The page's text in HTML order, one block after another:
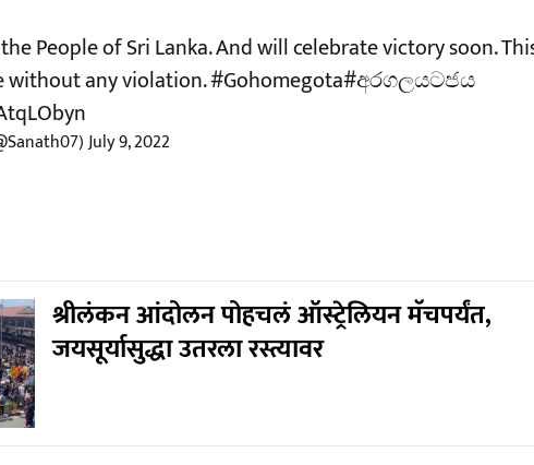
People of Sri Lanka. And will celebrate victory soon.
without any violation.#Gohomegota#අරගලයටජය
July 9, 2022
श्रीलंकन आंदोलन पोहचलं ऑस्ट्रेलियन मॅचपर्यंत,
जयसूर्यासुद्धा उतरला रस्त्यावर